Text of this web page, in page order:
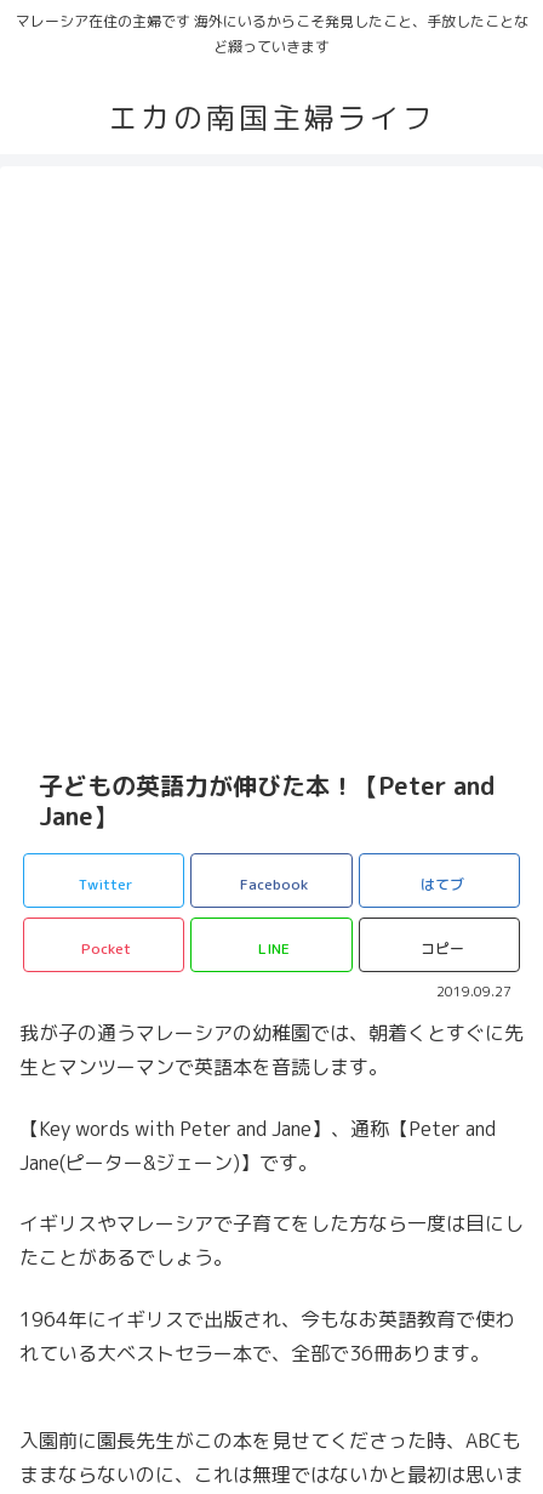
マレーシア在住の主婦です 海外にいるからこそ発見したこと、手放したことな
ど綴っていきます
エカの南国主婦ライフ
子どもの英語力が伸びた本！【Peter and
Jane】
Twitter Facebook はてブ
Pocket LINE コピー
2019.09.27
我が子の通うマレーシアの幼稚園では、朝着くとすぐに先
生とマンツーマンで英語本を音読します。
【Key words with Peter and Jane】、通称【Peter and
Jane(ピーター&ジェーン)】です。
イギリスやマレーシアで子育てをした方なら一度は目にし
たことがあるでしょう。
1964年にイギリスで出版され、今もなお英語教育で使わ
れている大ベストセラー本で、全部で36冊あります。
入園前に園長先生がこの本を見せてくださった時、ABCも
ままならないのに、これは無理ではないかと最初は思いま